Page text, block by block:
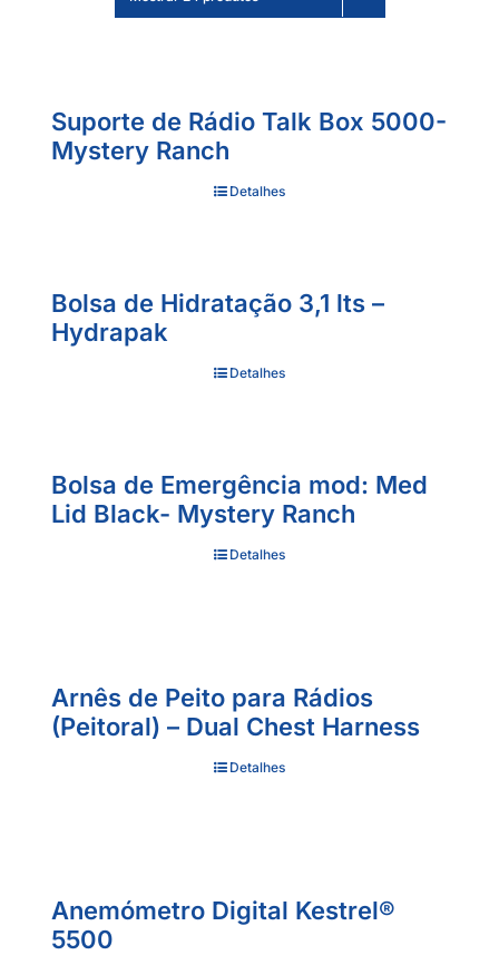
Suporte de Rádio Talk Box 5000-
Mystery Ranch
Detalhes
Bolsa de Hidratação 3,1 lts –
Hydrapak
Detalhes
Bolsa de Emergência mod: Med
Lid Black- Mystery Ranch
Detalhes
Arnês de Peito para Rádios
(Peitoral) – Dual Chest Harness
Detalhes
Anemómetro Digital Kestrel®
5500